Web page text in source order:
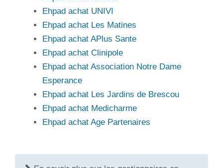
Ehpad achat UNIVI
Ehpad achat Les Matines
Ehpad achat APlus Sante
Ehpad achat Clinipole
Ehpad achat Association Notre Dame
Esperance
Ehpad achat Les Jardins de Brescou
Ehpad achat Medicharme
Ehpad achat Age Partenaires